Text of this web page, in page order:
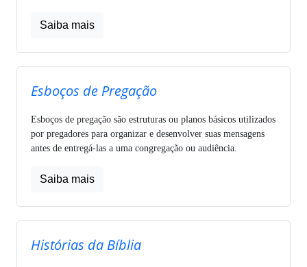
Saiba mais
Esboços de Pregação
Esboços de pregação são estruturas ou planos básicos utilizados
por pregadores para organizar e desenvolver suas mensagens
antes de entregá-las a uma congregação ou audiência.
Saiba mais
Histórias da Bíblia